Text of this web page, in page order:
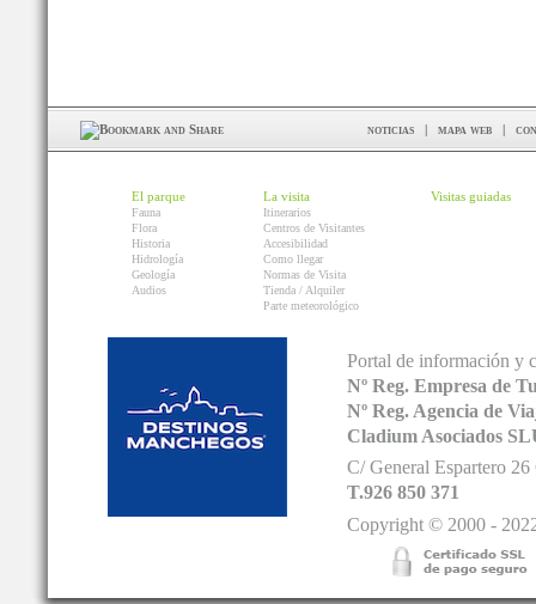
noticias | mapa web |
El parque
Fauna
Flora
Historia
Hidrología
Geología
Audios
La visita
Itinerarios
Centros de Visitantes
Accesibilidad
Como llegar
Normas de Visita
Tienda / Alquiler
Parte meteorológico
Visitas guiadas
Portal de información y
Nº Reg. Empresa de
Nº Reg. Agencia de
Cladium Asociados
C/ General Espartero
T.926 850 371
Copyright © 2000 -